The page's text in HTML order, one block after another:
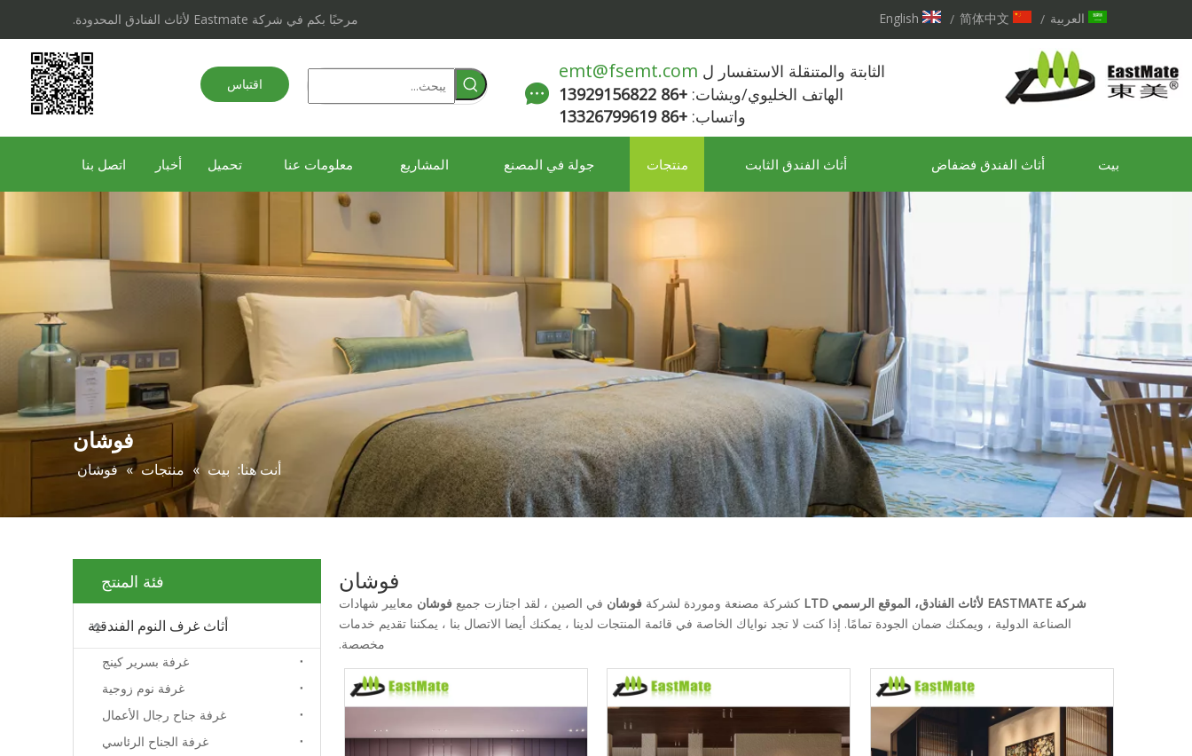
مرحبًا بكم في شركة Eastmate لأثاث الفنادق المحدودة. العربية /
简体中文
/
English
الثابتة والمتنقلة الاستفسار ل emt@fsemt.com
الهاتف الخليوي/ويشات: +86 13929156822
واتساب: +86 13326799619
اقتباس
بيت أثاث الفندق فضفاض أثاث الفندق الثابت منتجات جولة في المصنع المشاريع معلومات عنا تحميل أخبار اتصل بنا
فوشان
أنت هنا: بيت » منتجات » فوشان
فئة المنتج
أثاث غرف النوم الفندقية
غرفة بسرير كينج
غرفة نوم زوجية
غرفة جناح رجال الأعمال
غرفة الجناح الرئاسي
فوشان
شركة EASTMATE لأثاث الفنادق، الموقع الرسمي LTD كشركة مصنعة وموردة لشركة فوشان في الصين ، لقد اجتازت جميع فوشان معايير شهادات
الصناعة الدولية ، ويمكنك ضمان الجودة تمامًا. إذا كنت لا تجد نواياك الخاصة في قائمة المنتجات لدينا ، يمكنك أيضا الاتصال بنا ، يمكننا تقديم خدمات
مخصصة.